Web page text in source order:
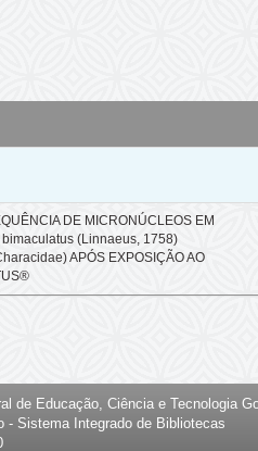
DE MICRONÚCLEOS EM
bimaculatus (Linnaeus, 1758)
APÓS EXPOSIÇÃO AO
de Educação, Ciência e Tecnologia
- Sistema Integrado de Bibliotecas